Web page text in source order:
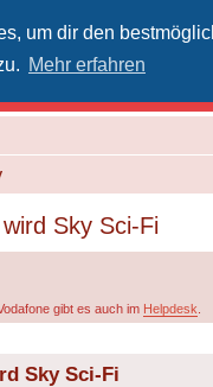
um dir den
Mehr erfahren
Sky Sci-Fi
gibt es auch im Helpdesk
Sky Sci-Fi